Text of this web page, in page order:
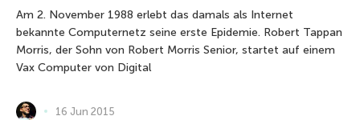
Am 2. November 1988 erlebt das damals als Internet
bekannte Computernetz seine erste Epidemie. Robert Tappan
Morris, der Sohn von Robert Morris Senior, startet auf einem
Vax Computer von Digital
16 Jun 2015